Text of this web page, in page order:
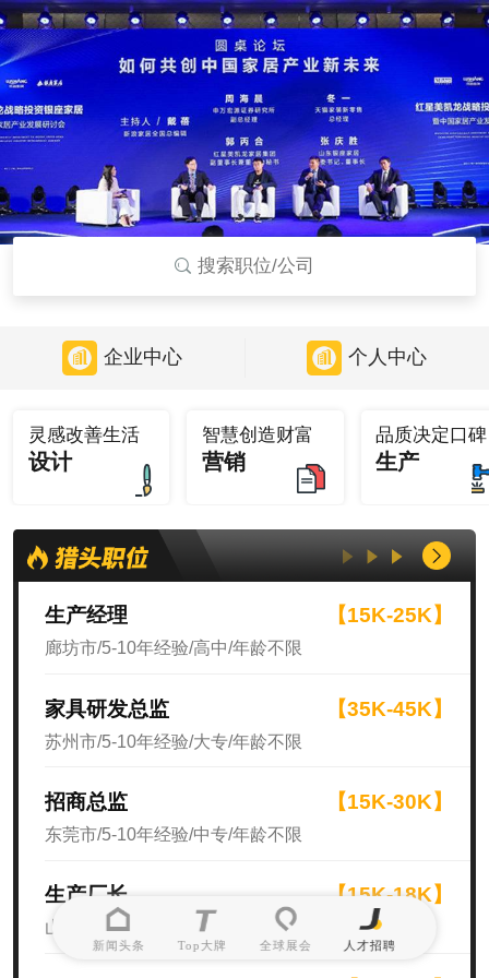
搜索职位/公司
企业中心 个人中心
灵感改善生活
设计
智慧创造财富
营销
品质决定口碑
生产
生产经理 【15K-25K】
廊坊市/5-10年经验/高中/年龄不限
家具研发总监 【35K-45K】
苏州市/5-10年经验/大专/年龄不限
招商总监 【15K-30K】
东莞市/5-10年经验/中专/年龄不限
生产厂长 【15K-18K】
山东省/10年以上经验/高中/年龄不限
新闻头条 Top大牌 全球展会 人才招聘